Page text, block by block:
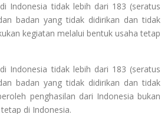
Indonesia tidak lebih dari 183 (seratus
badan yang tidak didirikan dan tidak
kegiatan melalui bentuk usaha tetap
Indonesia tidak lebih dari 183 (seratus
badan yang tidak didirikan dan tidak
penghasilan dari Indonesia bukan
di Indonesia.